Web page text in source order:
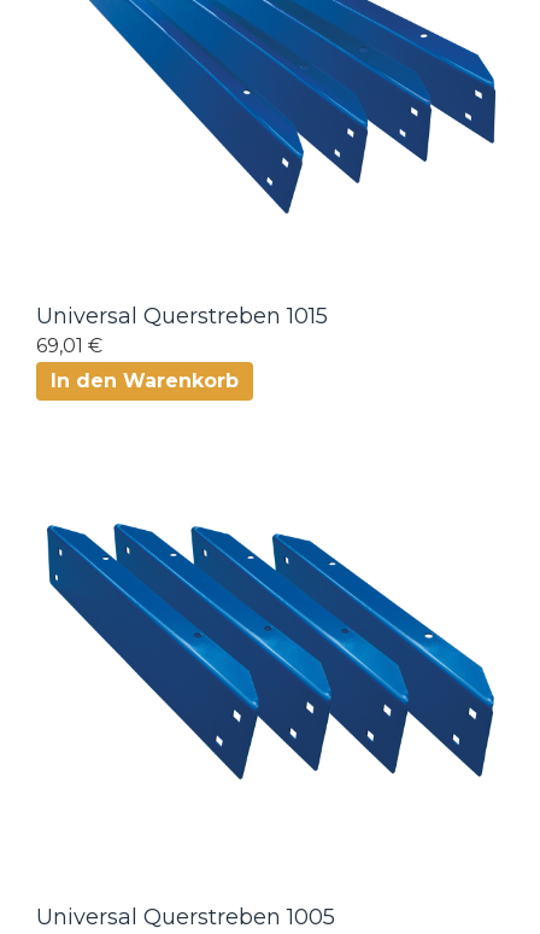
Universal Querstreben 1015
69,01 €
In den Warenkorb
Universal Querstreben 1005